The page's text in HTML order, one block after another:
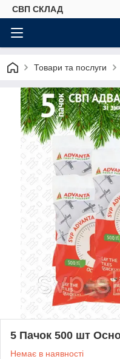
СВП СКЛАД
Товари та послуги
5 Пачок 500 шт
Немає в наявності